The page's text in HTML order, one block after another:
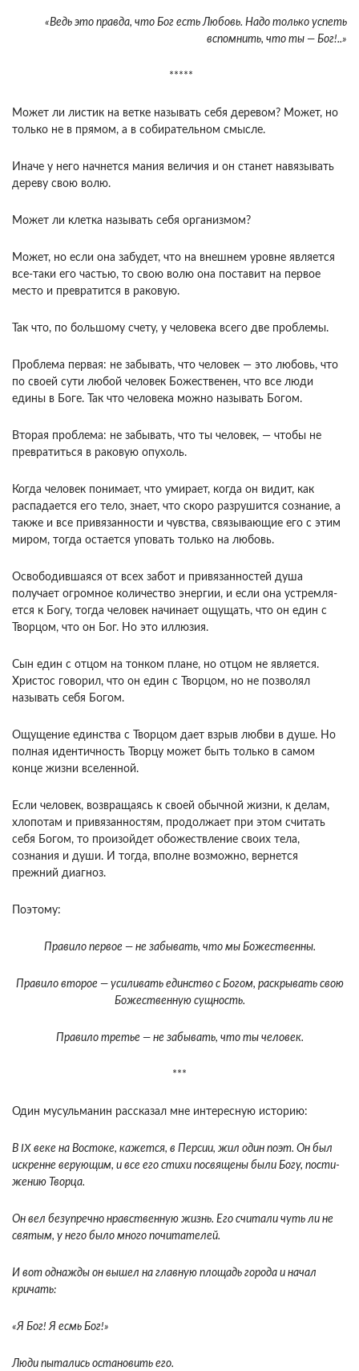
«Ведь это правда, что Бог есть Любовь. Надо только успеть
вспомнить, что ты — Бог!..»
*****
Может ли листик на ветке называть себя дере­вом? Может, но
только не в прямом, а в собиратель­ном смысле.
Иначе у него начнется мания величия и он станет навязывать
дереву свою волю.
Может ли клетка называть себя организмом?
Может, но если она забудет, что на внешнем уровне является
все-та­ки его частью, то свою волю она поставит на первое
место и превратится в раковую.
Так что, по большому счету, у человека всего две проблемы.
Проблема первая: не забывать, что чело­век — это любовь, что
по своей сути любой человек Божественен, что все люди
едины в Боге. Так что человека можно называть Богом.
Вторая проблема: не забывать, что ты человек, — чтобы не
превра­титься в раковую опухоль.
Когда человек понимает, что умирает, когда он видит, как
распадается его тело, знает, что скоро разрушится сознание, а
также и все привязанности и чувства, связывающие его с этим
миром, тогда остается уповать только на любовь.
Освободившая­ся от всех забот и привязанностей душа
получает огромное количество энергии, и если она устремля­
ется к Богу, тогда человек начинает ощущать, что он един с
Творцом, что он Бог. Но это иллюзия.
Сын един с отцом на тонком плане, но отцом не яв­ляется.
Христос говорил, что он един с Творцом, но не позволял
называть себя Богом.
Ощущение единства с Творцом дает взрыв любви в душе. Но
полная идентичность Творцу может быть только в самом
конце жизни вселенной.
Если человек, возвращаясь к своей обычной жизни, к де­лам,
хлопотам и привязанностям, продолжает при этом считать
себя Богом, то произойдет обожествле­ние своих тела,
сознания и души. И тогда, вполне возможно, вернется
прежний диагноз.
Поэтому:
Правило первое — не забывать, что мы Божественны.
Правило второе — усиливать единство с Богом, раскрывать свою
Божественную сущность.
Правило третье — не забывать, что ты человек.
***
Один мусульманин рассказал мне интерес­ную историю:
В IX веке на Востоке, кажется, в Персии, жил один поэт. Он был
искренне верую­щим, и все его стихи посвящены были Богу, пости­
жению Творца.
Он вел безупречно нравственную жизнь. Его считали чуть ли не
святым, у него было много почитателей.
И вот однажды он вышел на главную площадь города и начал
кричать:
«Я Бог! Я есмь Бог!»
Люди пытались остановить его.